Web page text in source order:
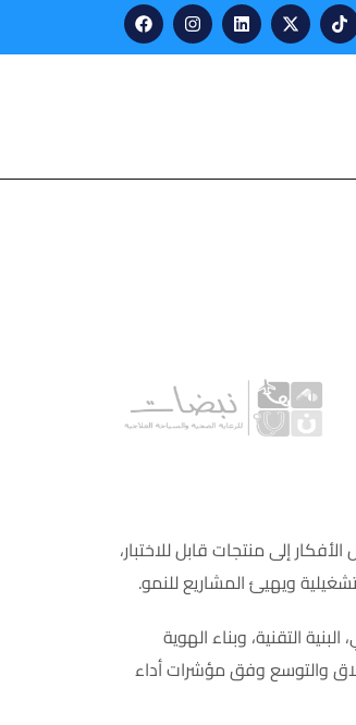
إلى منتجات قابل للاختبار،
ويهيئ المشاريع للنمو.
التقنية، وبناء الهوية
والتوسع وفق مؤشرات أداء